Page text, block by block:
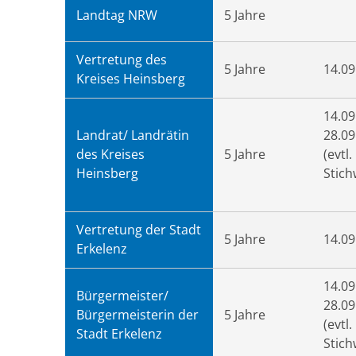
Landtag NRW 5 Jahre
Vertretung des
Kreises Heinsberg
5 Jahre
Landrat/ Landrätin
des Kreises
Heinsberg
5 Jahre
(evtl.
Vertretung der Stadt
Erkelenz
5 Jahre
Bürgermeister/
Bürgermeisterin der
Stadt Erkelenz
5 Jahre
(evtl.